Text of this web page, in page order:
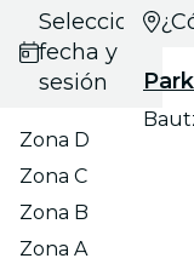
Selecciona
fecha y
sesión
Zona D
Zona C
Zona B
Zona A